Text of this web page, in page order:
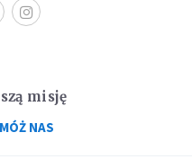
misję
NAS